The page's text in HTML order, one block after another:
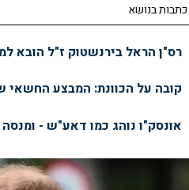
כתבות בנושא
רס"ן הראל בירנשטוק ז"ל הובא
קובה על הכוונת: המבצע
אונסק"ו נוהג כמו דאע"ש -